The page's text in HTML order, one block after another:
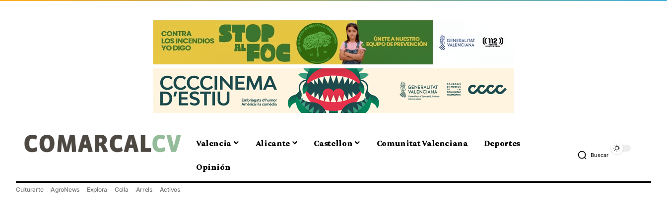
Valencia Alicante Castellon Comunitat Valenciana Deportes
Opinión
Buscar
Culturarte AgroNews Explora Colla Arrels Activos